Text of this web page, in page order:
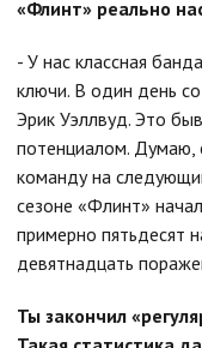
«Флинт» реально
- У нас классная
ключи. В один день
Эрик Уэллвуд. Это
потенциалом. Думаю,
команду на
сезоне «Флинт»
примерно пятьдесят
девятнадцать
Ты закончил